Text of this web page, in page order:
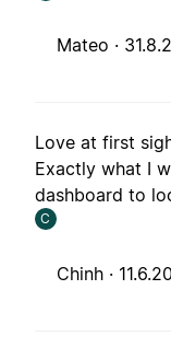
Mateo ·
Love at first
Exactly what I
dashboard to
C
Chinh ·